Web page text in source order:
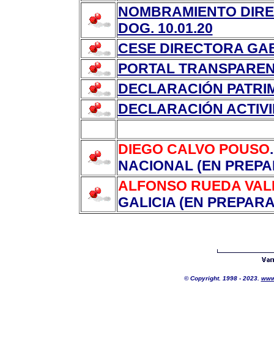
NOMBRAMIENTO
DOG. 10.01.20
CESE DIRECTORA
PORTAL
DECLARACIÓN
DECLARACIÓN
DIEGO CALVO POUSO
NACIONAL (EN
ALFONSO RUEDA
GALICIA (EN
© Copyright. 1998 - 2023.